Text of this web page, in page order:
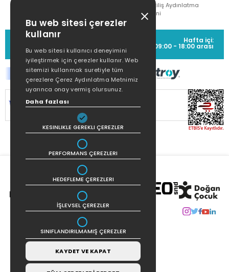
Çekiliş Aydınlatma
Metni
MÜŞTERİ HİZMETLERİ
(0212) 373 77 00
Hafta içi:
09:00 - 18:00 arası
SİTEMİZ
KORUNMAKTADIR.
Bu web sitesi çerezler
kullanır
Bu web sitesi kullanıcı deneyimini
iyileştirmek için çerezler kullanır. Web
sitemizi kullanmak suretiyle tüm
çerezlere Çerez Aydınlatma Metnimiz
uyarınca onay vermiş olursunuz.
Daha fazlası
KESINLIKLE GEREKLI ÇEREZLER
PERFORMANS ÇEREZLERI
HEDEFLEME ÇEREZLERI
İŞLEVSEL ÇEREZLER
SINIFLANDIRILMAMIŞ ÇEREZLER
KAYDET VE KAPAT